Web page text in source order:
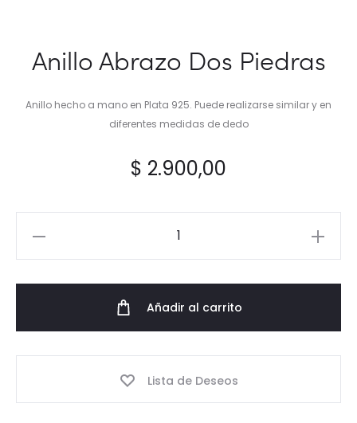
Anillo Abrazo Dos Piedras
Anillo hecho a mano en Plata 925. Puede realizarse similar y en
diferentes medidas de dedo
$ 2.900,00
Añadir al carrito
Lista de Deseos